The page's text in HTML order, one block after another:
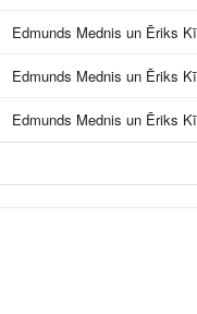
Edmunds Mednis un Ēriks
Edmunds Mednis un Ēriks
Edmunds Mednis un Ēriks